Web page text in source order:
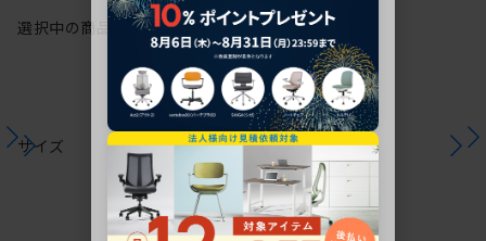
選択中の商品情報注意事項
サイズ